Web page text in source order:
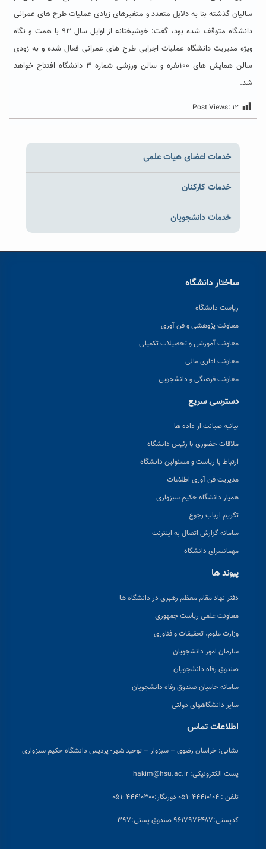
سالیان گذشته بنا به دلایل متعدد و متغیرهای زیادی عملیات طرح های عمرانی
دانشگاه متوقف شده بود، گفت: خوشبختانه از اوایل سال ۹۳ با همت و نگاه
ویژه مدیریت دانشگاه عملیات اجرایی طرح های عمرانی فعال شده و به زودی
سالن همایش های ۱۰۰نفره و سالن ورزشی شماره ۳ دانشگاه افتتاح خواهد
شد.
Post Views: ۱۲
خدمات اعضای هیات علمی
خدمات کارکنان
خدمات دانشجویان
ساختار دانشگاه
ریاست دانشگاه
معاونت پژوهشی و فن آوری
معاونت آموزشی و تحصیلات تکمیلی
معاونت اداری مالی
معاونت فرهنگی و دانشجویی
دسترسی سریع
بیانیه صیانت از داده ها
ملاقات حضوری با رئیس دانشگاه
ارتباط با ریاست و مسئولین دانشگاه
مدیریت فن آوری اطلاعات
همیار دانشگاه حکیم سبزواری
تکریم ارباب رجوع
سامانه گزارش اتصال به اینترنت
مهمانسرای دانشگاه
پیوند ها
دفتر نهاد مقام معظم رهبری در دانشگاه ها
معاونت علمی ریاست جمهوری
وزارت علوم، تحقیقات و فناوری
سازمان امور دانشجویان
صندوق رفاه دانشجویان
سامانه حامیان صندوق رفاه دانشجویان
سایر دانشگاههای دولتی
اطلاعات تماس
نشانی: خراسان رضوی – سبزوار – توحید شهر- پردیس دانشگاه حکیم سبزواری
پست الکترونیکی: hakim@hsu.ac.ir
تلفن : ۴۴۴۱۰۱۰۴ -۰۵۱ دورنگار:۴۴۴۱۰۳۰۰ -۰۵۱
کدپستی:۹۶۱۷۹۷۶۴۸۷ صندوق پستی:۳۹۷